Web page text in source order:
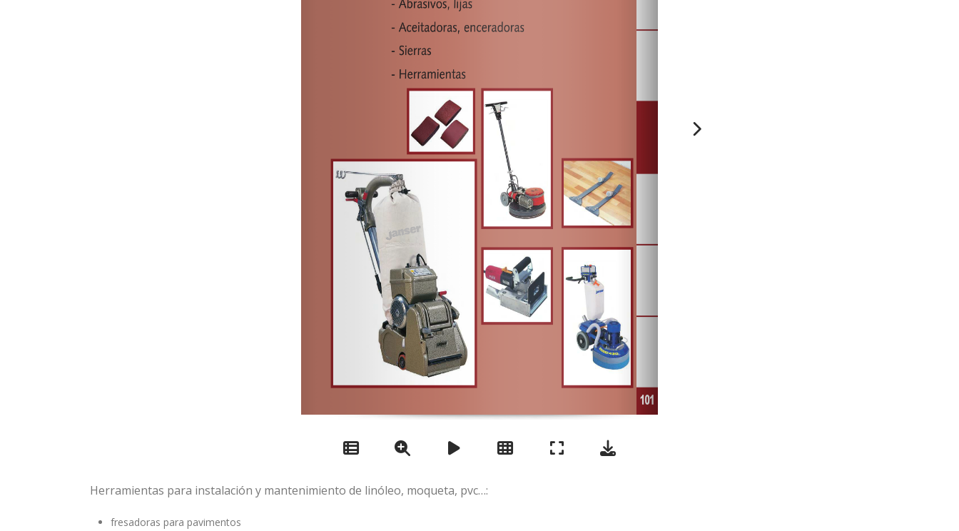
Herramientas para instalación y mantenimiento de linóleo, moqueta, pvc…:
fresadoras para pavimentos